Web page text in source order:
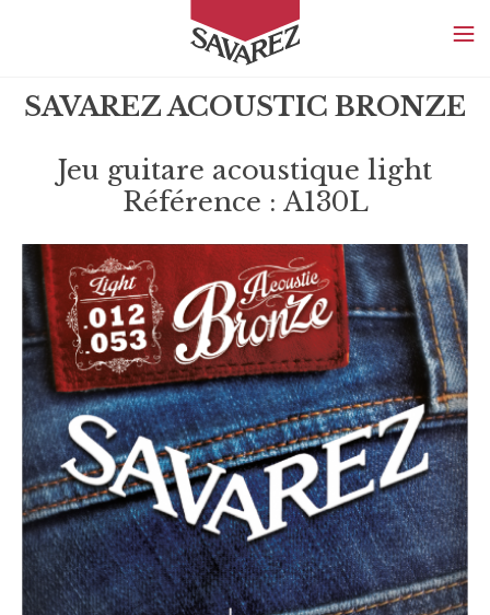
SAVAREZ
SAVAREZ ACOUSTIC BRONZE
Jeu guitare acoustique light
Référence : A130L